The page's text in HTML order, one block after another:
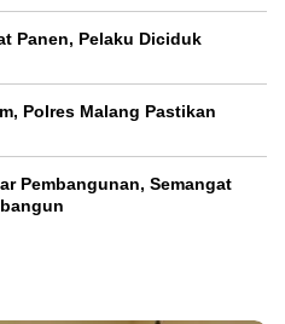
Panen, Pelaku Diciduk
Polres Malang Pastikan
Pembangunan, Semangat